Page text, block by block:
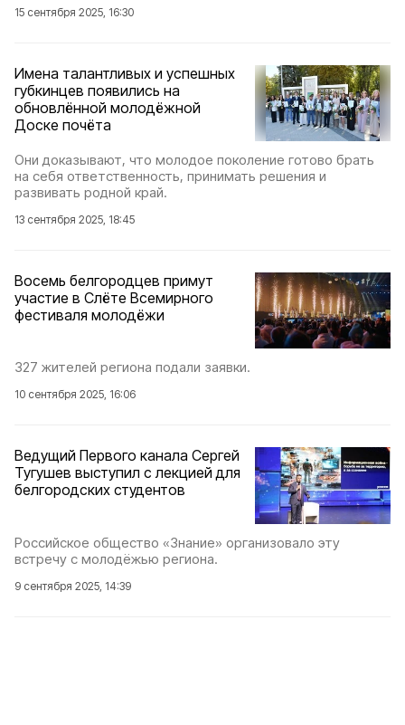
15 сентября 2025, 16:30
Имена талантливых и успешных
губкинцев появились на
обновлённой молодёжной
Доске почёта
Они доказывают, что молодое поколение готово брать
на себя ответственность, принимать решения и
развивать родной край.
13 сентября 2025, 18:45
Восемь белгородцев примут
участие в Слёте Всемирного
фестиваля молодёжи
327 жителей региона подали заявки.
10 сентября 2025, 16:06
Ведущий Первого канала Сергей
Тугушев выступил с лекцией для
белгородских студентов
Российское общество «Знание» организовало эту
встречу с молодёжью региона.
9 сентября 2025, 14:39